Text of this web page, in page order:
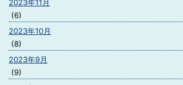
2023年11月
(6)
2023年10月
(8)
2023年9月
(9)